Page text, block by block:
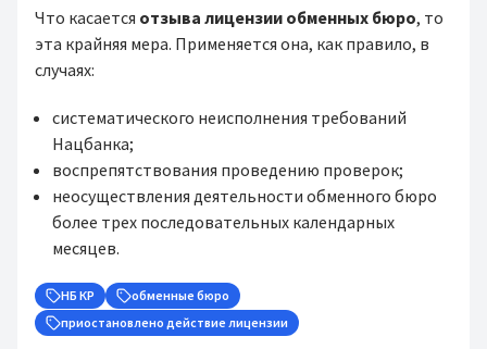
Что касается отзыва лицензии обменных бюро, то
эта крайняя мера. Применяется она, как правило, в
случаях:
систематического неисполнения требований
Нацбанка;
воспрепятствования проведению проверок;
неосуществления деятельности обменного бюро
более трех последовательных календарных
месяцев.
НБ КР
обменные бюро
приостановлено действие лицензии